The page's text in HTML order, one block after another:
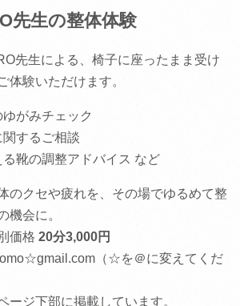
先生の整体体験
先生による、椅子に座ったまま受け
体験いただけます。
がみチェック
するご相談
る靴の調整アドバイス など
のクセや疲れを、その場でゆるめて整
機会に。
価格 20分3,000円
（☆を＠に変えてくだ
ジ下部に掲載しています。